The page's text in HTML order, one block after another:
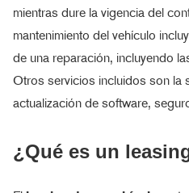
mientras dure la vigencia del
mantenimiento del vehículo
de una reparación, incluyendo
Otros servicios incluidos son la
actualización de software,
¿Qué es un